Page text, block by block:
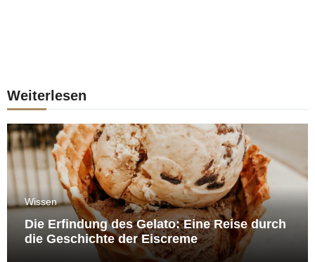
Weiterlesen
Wissen
Die Erfindung des Gelato: Eine Reise durch
die Geschichte der Eiscreme